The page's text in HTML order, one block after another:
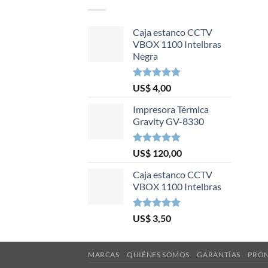
Caja estanco CCTV
VBOX 1100 Intelbras
Negra
Valorado en
5.00
de 5
US$4,00
Impresora Térmica
Gravity GV-8330
Valorado en
5.00
de 5
US$ 120,00
Caja estanco CCTV
VBOX 1100 Intelbras
Valorado en
5.00
de 5
US$ 3,50
MARCAS QUIÉNES SOMOS GARANTÍAS